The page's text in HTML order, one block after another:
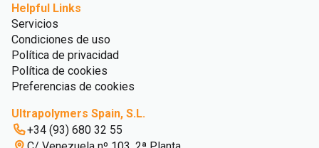
Helpful Links
Servicios
Condiciones de uso
Política de privacidad
Política de cookies
Preferencias de cookies
Ultrapolymers Spain, S.L.
+34 (93) 680 32 55